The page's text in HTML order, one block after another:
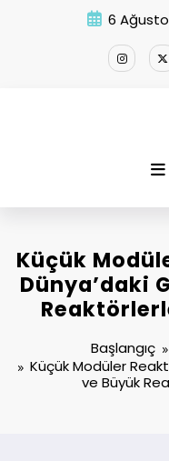
6
Küçük
Dünya’daki
Başlangıç
Küçük Modüler
ve Büyük